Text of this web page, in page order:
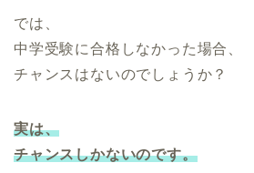
では、
中学受験に合格しなかった場合、
チャンスはないのでしょうか？
実は、
チャンスしかないのです。